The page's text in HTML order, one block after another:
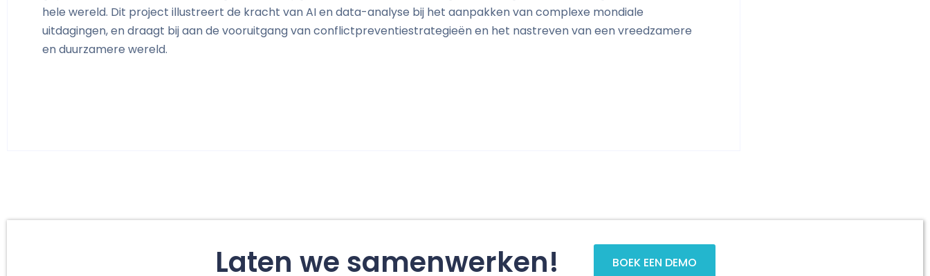
hele wereld. Dit project illustreert de kracht van AI en data-analyse bij het aanpakken van complexe mondiale
uitdagingen, en draagt bij aan de vooruitgang van conflictpreventiestrategieën en het nastreven van een vreedzamere
en duurzamere wereld.
Laten we samenwerken! BOEK EEN DEMO